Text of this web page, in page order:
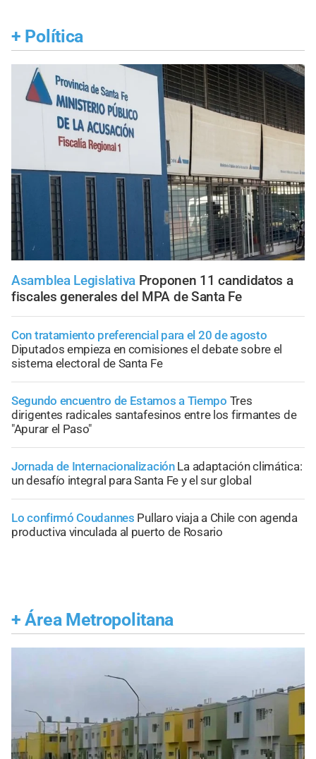
+ Política
Asamblea Legislativa Proponen 11 candidatos a
fiscales generales del MPA de Santa Fe
Con tratamiento preferencial para el 20 de agosto
Diputados empieza en comisiones el debate sobre el
sistema electoral de Santa Fe
Segundo encuentro de Estamos a Tiempo Tres
dirigentes radicales santafesinos entre los firmantes de
"Apurar el Paso"
Jornada de Internacionalización La adaptación climática:
un desafío integral para Santa Fe y el sur global
Lo confirmó Coudannes Pullaro viaja a Chile con agenda
productiva vinculada al puerto de Rosario
+ Área Metropolitana